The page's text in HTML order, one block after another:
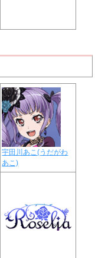
宇田川あこ(うだがわ
あこ)